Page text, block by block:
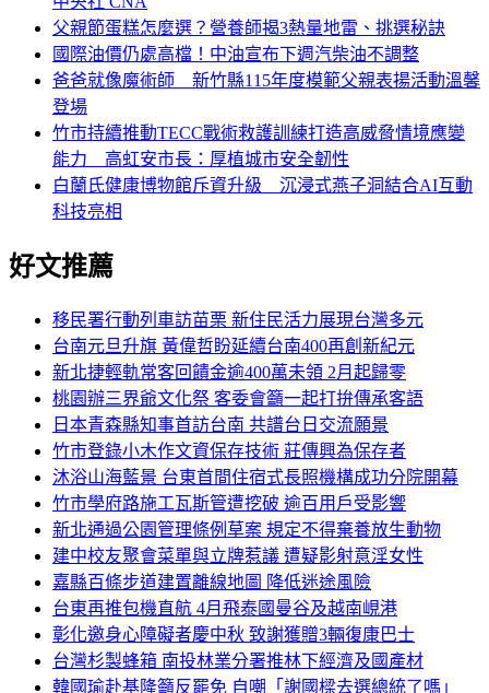
父親節蛋糕怎麼選？營養師揭3熱量地雷、挑選秘訣
國際油價仍處高檔！中油宣布下週汽柴油不調整
爸爸就像魔術師 新竹縣115年度模範父親表揚活動溫馨
登場
竹市持續推動TECC戰術救護訓練打造高威脅情境應變
能力 高虹安市長：厚植城市安全韌性
白蘭氏健康博物館斥資升級 沉浸式燕子洞結合AI互動
科技亮相
好文推薦
移民署行動列車訪苗栗 新住民活力展現台灣多元
台南元旦升旗 黃偉哲盼延續台南400再創新紀元
新北捷輕軌常客回饋金逾400萬未領 2月起歸零
桃園辦三界爺文化祭 客委會籲一起打拚傳承客語
日本青森縣知事首訪台南 共譜台日交流願景
竹市登錄小木作文資保存技術 莊傳興為保存者
沐浴山海藍景 台東首間住宿式長照機構成功分院開幕
竹市學府路施工瓦斯管遭挖破 逾百用戶受影響
新北通過公園管理條例草案 規定不得棄養放生動物
建中校友聚會菜單與立牌惹議 遭疑影射意淫女性
嘉縣百條步道建置離線地圖 降低迷途風險
台東再推包機直航 4月飛泰國曼谷及越南峴港
彰化邀身心障礙者慶中秋 致謝獲贈3輛復康巴士
台灣杉製蜂箱 南投林業分署推林下經濟及國產材
韓國瑜赴基隆籲反罷免 自嘲「謝國樑去選總統了嗎」